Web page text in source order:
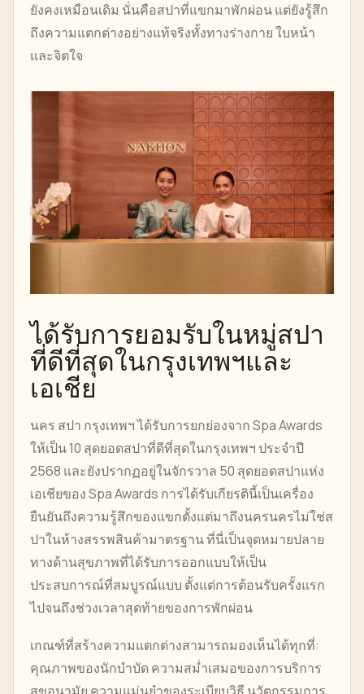
ยังคงเหมือนเดิม นั่นคือสปาที่แขกมาพักผ่อน แต่ยังรู้สึก
ถึงความแตกต่างอย่างแท้จริงทั้งทางร่างกาย ใบหน้า
และจิตใจ
ได้รับการยอมรับในหมู่สปา
ที่ดีที่สุดในกรุงเทพฯและ
เอเชีย
นคร สปา กรุงเทพฯ ได้รับการยกย่องจาก Spa Awards
ให้เป็น 10 สุดยอดสปาที่ดีที่สุดในกรุงเทพฯ ประจำปี
2568 และยังปรากฏอยู่ในจักรวาล 50 สุดยอดสปาแห่ง
เอเชียของ Spa Awards การได้รับเกียรตินี้เป็นเครื่อง
ยืนยันถึงความรู้สึกของแขกตั้งแต่มาถึงนครนครไม่ใช่ส
ปาในห้างสรรพสินค้ามาตรฐาน ที่นี่เป็นจุดหมายปลาย
ทางด้านสุขภาพที่ได้รับการออกแบบให้เป็น
ประสบการณ์ที่สมบูรณ์แบบ ตั้งแต่การต้อนรับครั้งแรก
ไปจนถึงช่วงเวลาสุดท้ายของการพักผ่อน
เกณฑ์ที่สร้างความแตกต่างสามารถมองเห็นได้ทุกที่:
คุณภาพของนักบำบัด ความสม่ำเสมอของการบริการ